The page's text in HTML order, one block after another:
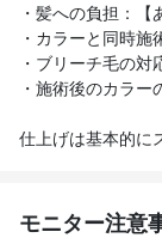
・髪への負担：【
・カラーと同時施
・ブリーチ毛の対
・施術後のカラー
仕上げは基本的に
モニター注意